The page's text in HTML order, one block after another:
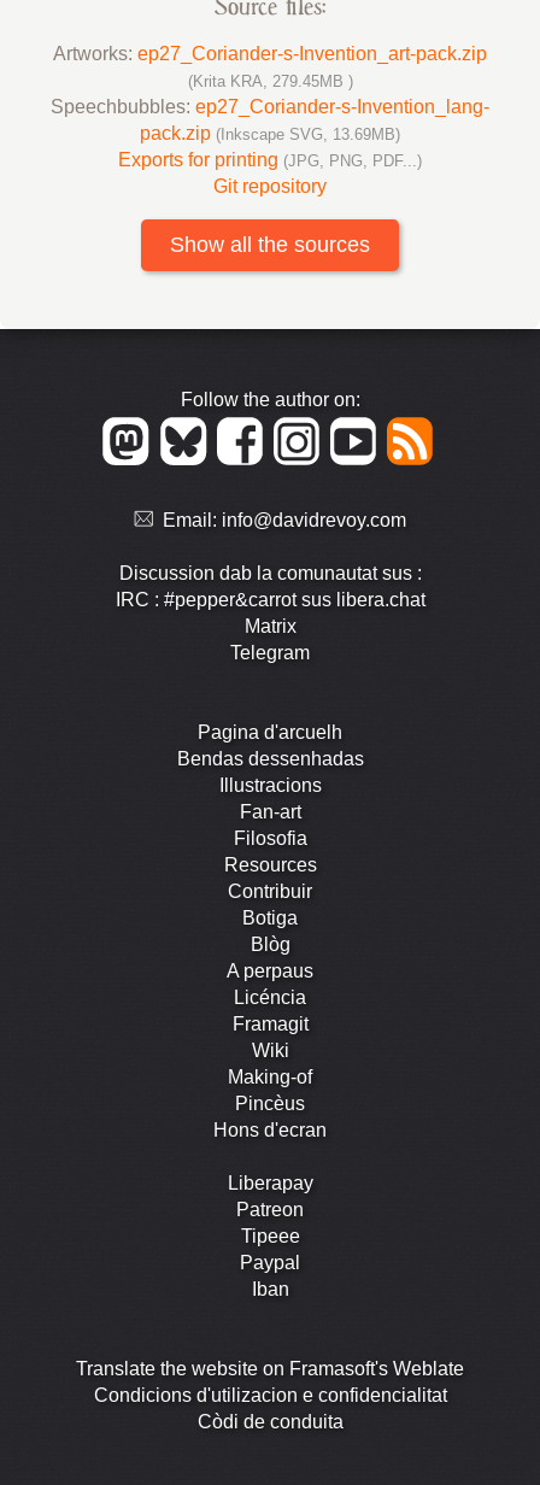
Artworks: ep27_Coriander-s-Invention_art-pack.zip
(Krita KRA, 279.45MB )
Speechbubbles: ep27_Coriander-s-Invention_lang-
pack.zip (Inkscape SVG, 13.69MB)
Exports for printing (JPG, PNG, PDF...)
Git repository
Show all the sources
Follow the author on:
Email: info@davidrevoy.com
Discussion dab la comunautat sus :
IRC : #pepper&carrot sus libera.chat
Matrix
Telegram
Pagina d'arcuelh
Bendas dessenhadas
Illustracions
Fan-art
Filosofia
Resources
Contribuir
Botiga
Blòg
A perpaus
Licéncia
Framagit
Wiki
Making-of
Pincèus
Hons d'ecran
Liberapay
Patreon
Tipeee
Paypal
Iban
Translate the website on Framasoft's Weblate
Condicions d'utilizacion e confidencialitat
Còdi de conduita